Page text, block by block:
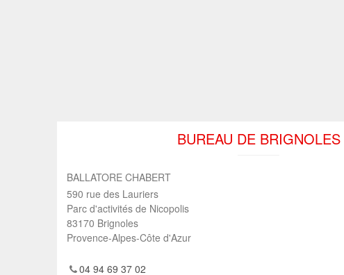
BUREAU DE BRIGNOLES
BALLATORE CHABERT
590 rue des Lauriers
Parc d'activités de Nicopolis
83170 Brignoles
Provence-Alpes-Côte d'Azur
04 94 69 37 02